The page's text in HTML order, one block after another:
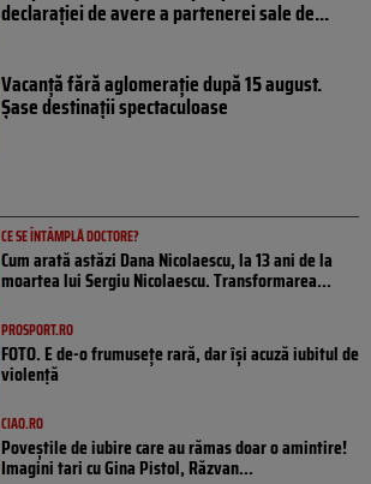
declarației de avere a partenerei sale de...
Vacanță fără aglomerație după 15 august.
Șase destinații spectaculoase
CE SE ÎNTÂMPLĂ DOCTORE?
Cum arată astăzi Dana Nicolaescu, la 13 ani de la
moartea lui Sergiu Nicolaescu. Transformarea...
PROSPORT.RO
FOTO. E de-o frumusețe rară, dar își acuză iubitul de
violență
CIAO.RO
Poveştile de iubire care au rămas doar o amintire!
Imagini tari cu Gina Pistol, Răzvan...